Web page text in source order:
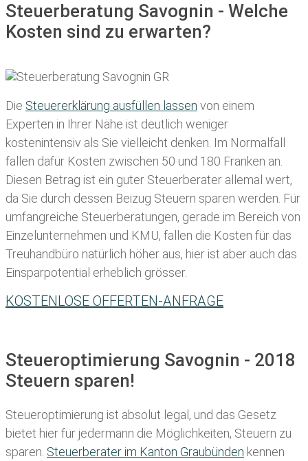
Steuerberatung Savognin - Welche
Kosten sind zu erwarten?
Die Steuererklärung ausfüllen lassen von einem
Experten in Ihrer Nähe ist deutlich weniger
kostenintensiv als Sie vielleicht denken. Im Normalfall
fallen dafür Kosten zwischen 50 und 180 Franken an.
Diesen Betrag ist ein guter Steuerberater allemal wert,
da Sie durch dessen Beizug Steuern sparen werden. Für
umfangreiche Steuerberatungen, gerade im Bereich von
Einzelunternehmen und KMU, fallen die Kosten für das
Treuhandbüro natürlich höher aus, hier ist aber auch das
Einsparpotential erheblich grösser.
KOSTENLOSE OFFERTEN-ANFRAGE
Steueroptimierung Savognin - 2018
Steuern sparen!
Steueroptimierung ist absolut legal, und das Gesetz
bietet hier für jedermann die Möglichkeiten, Steuern zu
sparen. Steuerberater im K anton Graubünden kennen